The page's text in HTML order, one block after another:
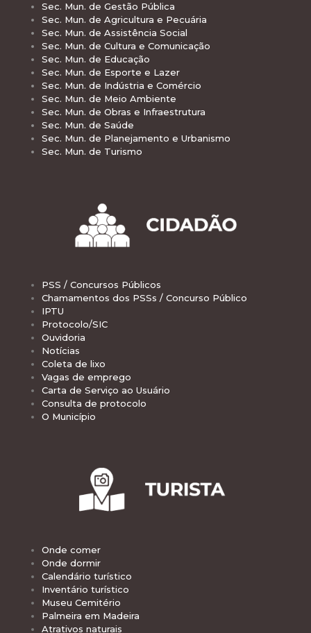
Sec. Mun. de Gestão Pública
Sec. Mun. de Agricultura e Pecuária
Sec. Mun. de Assistência Social
Sec. Mun. de Cultura e Comunicação
Sec. Mun. de Educação
Sec. Mun. de Esporte e Lazer
Sec. Mun. de Indústria e Comércio
Sec. Mun. de Meio Ambiente
Sec. Mun. de Obras e Infraestrutura
Sec. Mun. de Saúde
Sec. Mun. de Planejamento e Urbanismo
Sec. Mun. de Turismo
PSS / Concursos Públicos
Chamamentos dos PSSs / Concurso Público
IPTU
Protocolo/SIC
Ouvidoria
Notícias
Coleta de lixo
Vagas de emprego
Carta de Serviço ao Usuário
Consulta de protocolo
O Município
Onde comer
Onde dormir
Calendário turístico
Inventário turístico
Museu Cemitério
Palmeira em Madeira
Atrativos naturais